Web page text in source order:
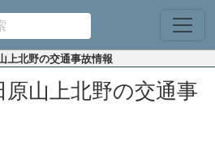
上北野の交通事故情報
原山上北野の交通事